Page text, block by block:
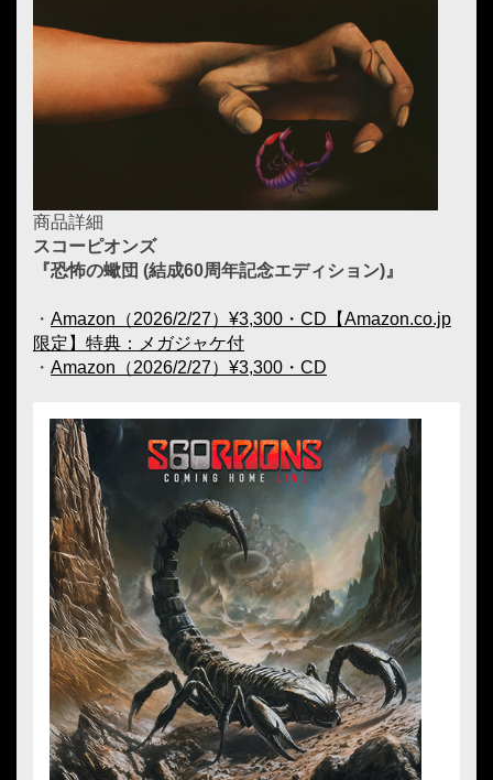
商品詳細
スコーピオンズ
『恐怖の蠍団 (結成60周年記念エディション)』
・ Amazon（2026/2/27）¥3,300・CD【Amazon.co.jp
限定】特典：メガジャケ付
・ Amazon（2026/2/27）¥3,300・CD